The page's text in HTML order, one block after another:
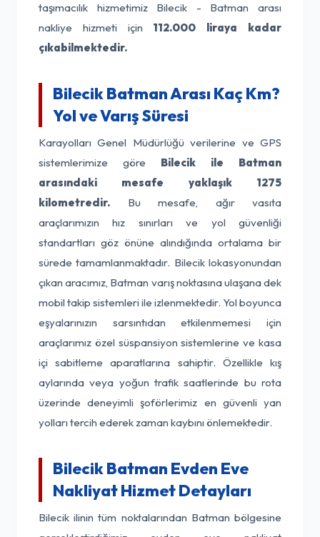
taşımacılık hizmetimiz Bilecik - Batman arası
nakliye hizmeti için 112.000 liraya kadar
çıkabilmektedir.
Bilecik Batman Arası Kaç Km?
Yol ve Varış Süresi
Karayolları Genel Müdürlüğü verilerine ve GPS
sistemlerimize göre Bilecik ile Batman
arasındaki mesafe yaklaşık 1275
kilometredir. Bu mesafe, ağır vasıta
araçlarımızın hız sınırları ve yol güvenliği
standartları göz önüne alındığında ortalama bir
sürede tamamlanmaktadır. Bilecik lokasyonundan
çıkan aracımız, Batman varış noktasına ulaşana dek
mobil takip sistemleri ile izlenmektedir. Yol boyunca
eşyalarınızın sarsıntıdan etkilenmemesi için
araçlarımız özel süspansiyon sistemlerine ve kasa
içi sabitleme aparatlarına sahiptir. Özellikle kış
aylarında veya yoğun trafik saatlerinde bu rota
üzerinde deneyimli şoförlerimiz en güvenli yan
yolları tercih ederek zaman kaybını önlemektedir.
Bilecik Batman Evden Eve
Nakliyat Hizmet Detayları
Bilecik ilinin tüm noktalarından Batman bölgesine